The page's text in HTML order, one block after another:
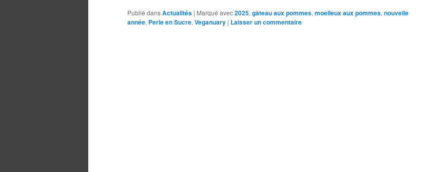
Publié dansActualités | Marqué avec2025, gâteau aux pommes, moelleux aux pommes, nouvelle
année, Perle en Sucre, Veganuary | Laisser un commentaire